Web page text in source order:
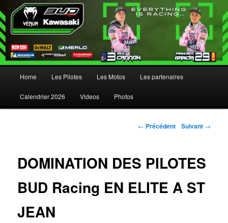
Aller au contenu principal
Aller au contenu secondaire
Home Les Pilotes Les Motos Les partenaires
Calendrier 2026 Videos Photos
Navigation des articles
← Précédent Suivant →
DOMINATION DES PILOTES
BUD Racing EN ELITE A ST
JEAN